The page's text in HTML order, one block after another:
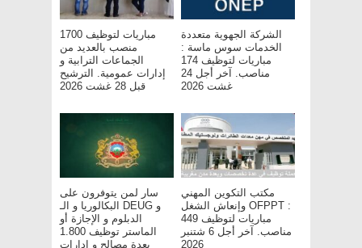
مباريات لتوظيف 1700
منصب بالعديد من
الجماعات الترابية و
إدارات عمومية. الترشيح
قبل 28 غشت 2026
الشركة الجهوية متعددة
الخدمات سوس ماسة :
مباريات لتوظيف 174
مناصب. آخر أجل 24
غشت 2026
سار لمن يتوفرون على
البكالوريا و الـ DEUG و
الدبلوم و الإجازة أو
الماستر توظيف 1.800
بعدة مصالح و إدارات
مكتب التكوين المهني
وإنعاش الشغل OFPPT :
مباريات لتوظيف 449
مناصب. آخر أجل 6 شتنبر
2026